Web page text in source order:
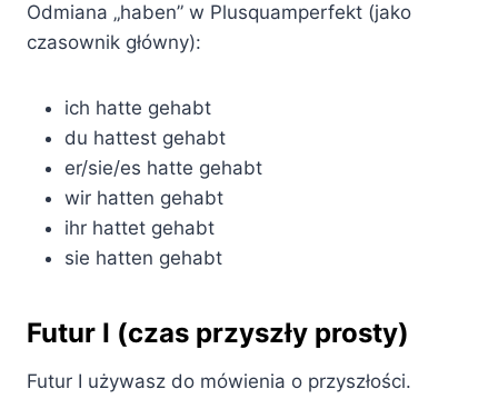
Odmiana „haben” w Plusquamperfekt (jako
czasownik główny):
ich hatte gehabt
du hattest gehabt
er/sie/es hatte gehabt
wir hatten gehabt
ihr hattet gehabt
sie hatten gehabt
Futur I (czas przyszły prosty)
Futur I używasz do mówienia o przyszłości.